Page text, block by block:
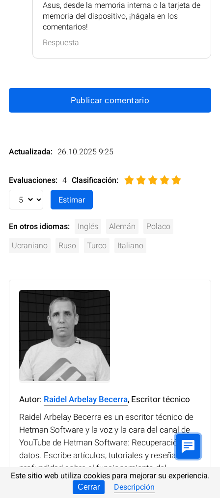
Asus, desde la memoria interna o la tarjeta de
memoria del dispositivo, ¡hágala en los
comentarios!
Respuesta
Publicar comentario
Actualizada: 26.10.2025 9:25
Evaluaciones: 4 Clasificación:
En otros idiomas: Inglés Alemán Polaco
Ucraniano Ruso Turco Italiano
Autor: Raidel Arbelay Becerra, Escritor técnico
Raidel Arbelay Becerra es un escritor técnico de
Hetman Software y la voz y la cara del canal de
YouTube de Hetman Software: Recuperación de
datos. Escribe artículos, tutoriales y reseñas en
profundidad sobre el funcionamiento del
software de la empresa con todo tipo de
dispositivos de almacenamiento. Raidel trabajó
Este sitio web utiliza cookies para mejorar su experiencia.
Cerrar Descripción